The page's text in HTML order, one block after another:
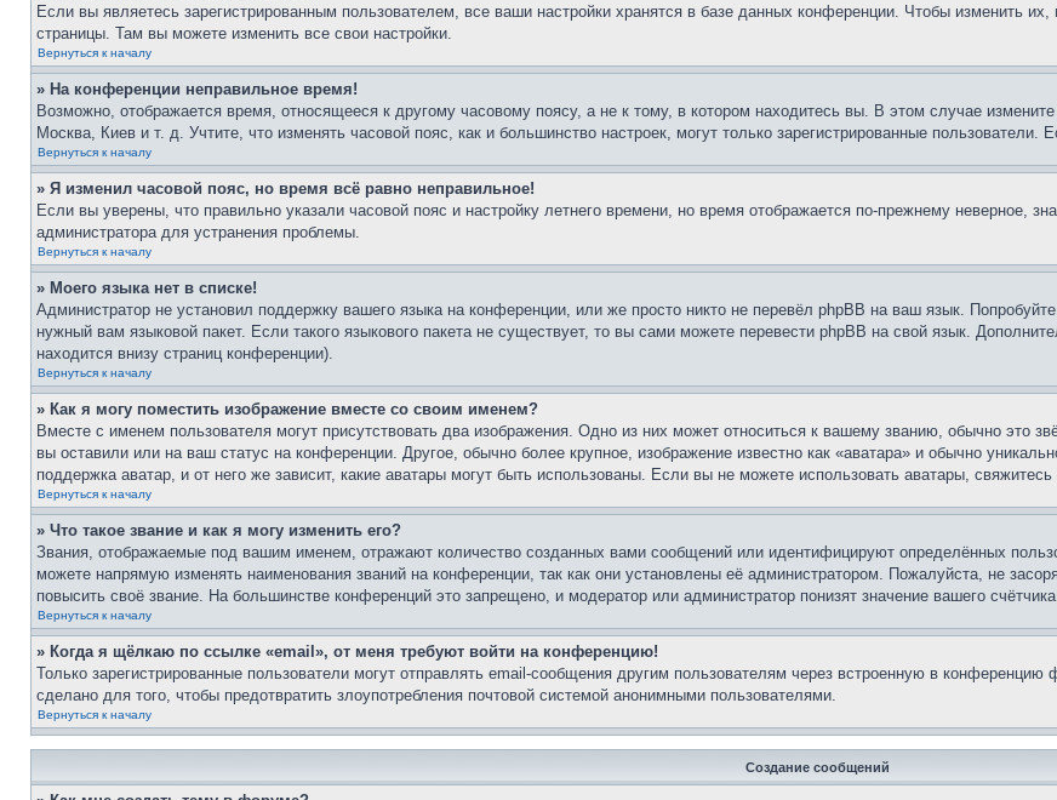
Если вы являетесь зарегистрированным пользователем, все ваши настройки хранятся в базе данных конференции. Чтобы изменить
страницы. Там вы можете изменить все свои настройки.
Вернуться к началу
» На конференции неправильное время!
Возможно, отображается время, относящееся к другому часовому поясу, а не к тому, в котором находитесь вы. В этом случае
Москва, Киев и т. д. Учтите, что изменять часовой пояс, как и большинство настроек, могут только зарегистрированные
Вернуться к началу
» Я изменил часовой пояс, но время всё равно неправильное!
Если вы уверены, что правильно указали часовой пояс и настройку летнего времени, но время отображается по-прежнему неверное,
администратора для устранения проблемы.
Вернуться к началу
» Моего языка нет в списке!
Администратор не установил поддержку вашего языка на конференции, или же просто никто не перевёл phpBB на ваш язык.
нужный вам языковой пакет. Если такого языкового пакета не существует, то вы сами можете перевести phpBB на свой язык.
находится внизу страниц конференции).
Вернуться к началу
» Как я могу поместить изображение вместе со своим именем?
Вместе с именем пользователя могут присутствовать два изображения. Одно из них может относиться к вашему званию, обычно это
вы оставили или на ваш статус на конференции. Другое, обычно более крупное, изображение известно как «аватара» и обычно
поддержка аватар, и от него же зависит, какие аватары могут быть использованы. Если вы не можете использовать аватары,
Вернуться к началу
» Что такое звание и как я могу изменить его?
Звания, отображаемые под вашим именем, отражают количество созданных вами сообщений или идентифицируют определённых
можете напрямую изменять наименования званий на конференции, так как они установлены её администратором. Пожалуйста, не
повысить своё звание. На большинстве конференций это запрещено, и модератор или администратор понизят значение вашего
Вернуться к началу
» Когда я щёлкаю по ссылке «email», от меня требуют войти на конференцию!
Только зарегистрированные пользователи могут отправлять email-сообщения другим пользователям через встроенную в
сделано для того, чтобы предотвратить злоупотребления почтовой системой анонимными пользователями.
Вернуться к началу
Создание сообщений